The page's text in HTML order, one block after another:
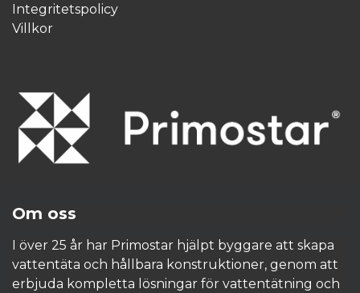
Integritetspolicy
Villkor
Om oss
I över 25 år har Primostar hjälpt byggare att skapa
vattentäta och hållbara konstruktioner, genom att
erbjuda kompletta lösningar för vattentätning och